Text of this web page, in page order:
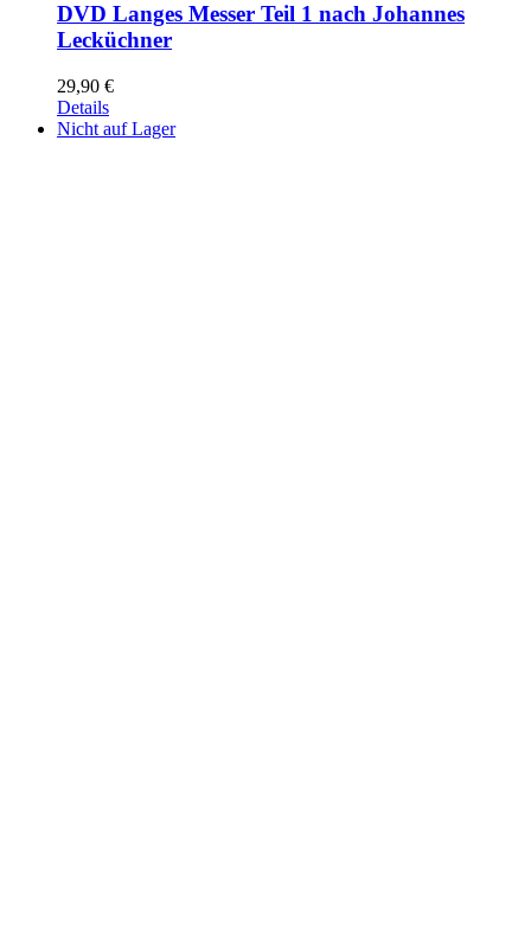
DVD Langes Messer Teil 1 nach Johannes
Lecküchner
29,90 €
Details
Nicht auf Lager